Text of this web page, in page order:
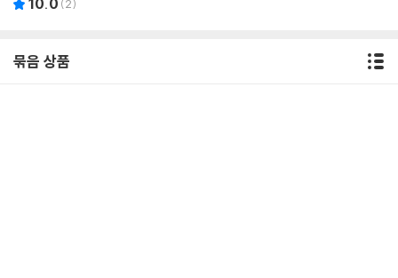
10.0 (2)
묶음 상품